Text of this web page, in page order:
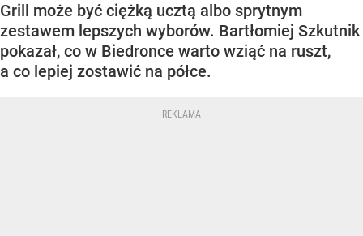
Grill może być ciężką ucztą albo sprytnym
zestawem lepszych wyborów. Bartłomiej Szkutnik
pokazał, co w Biedronce warto wziąć na ruszt,
a co lepiej zostawić na półce.